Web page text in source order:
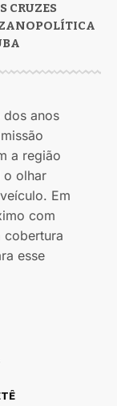
CRUZES
POLÍTICA
dos anos
a região
o olhar
Em
com
cobertura
esse